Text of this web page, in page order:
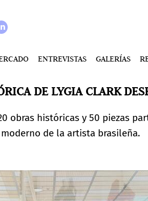
ENTREVISTAS GALERÍAS
DE LYGIA CLARK
obras históricas y 50 piezas
de la artista brasileña.